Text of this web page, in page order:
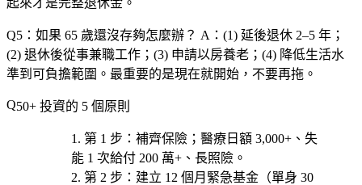
Q5：如果 65 歲還沒存夠怎麼辦？ A：(1) 延後退休 2–5 年；
(2) 退休後從事兼職工作；(3) 申請以房養老；(4) 降低生活水
準到可負擔範圍。 最重要的是現在就開始，不要再拖 。
50+ 投資的 5 個原則
第 1 步 ：補齊保險；醫療日額 3,000+、失
能 1 次給付 200 萬+、長照險。
第 2 步 ：建立 12 個月緊急基金（單身 30